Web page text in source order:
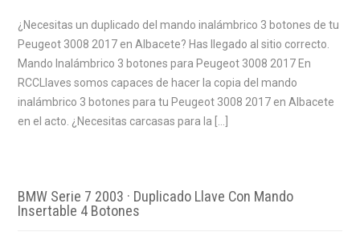
¿Necesitas un duplicado del mando inalámbrico 3 botones de tu
Peugeot 3008 2017 en Albacete? Has llegado al sitio correcto.
Mando Inalámbrico 3 botones para Peugeot 3008 2017 En
RCCLlaves somos capaces de hacer la copia del mando
inalámbrico 3 botones para tu Peugeot 3008 2017 en Albacete
en el acto. ¿Necesitas carcasas para la […]
BMW Serie 7 2003 · Duplicado Llave Con Mando
Insertable 4 Botones